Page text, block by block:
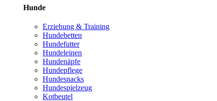
Hunde
Erziehung & Training
Hundebetten
Hundefutter
Hundeleinen
Hundenäpfe
Hundepflege
Hundesnacks
Hundespielzeug
Kotbeutel